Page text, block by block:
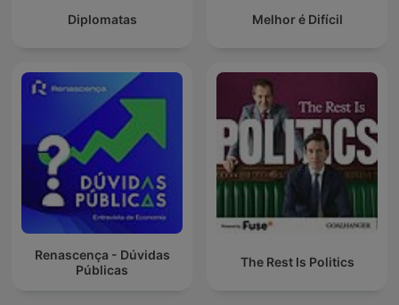
Diplomatas Melhor é Difícil
Renascença - Dúvidas
Públicas
The Rest Is Politics